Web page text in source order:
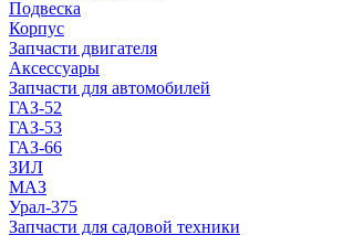
Подвеска
Корпус
Запчасти двигателя
Аксессуары
Запчасти для автомобилей
ГАЗ-52
ГАЗ-53
ГАЗ-66
ЗИЛ
МАЗ
Урал-375
Запчасти для садовой техники